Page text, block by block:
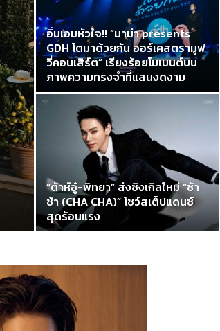
อิ่มเอมหัวใจ!! “มาม่า presents
GDH โตมาด้วยกัน ออร์เคสตรามูฟ
วี่คอนเสิร์ต” เรียงร้อยโมเมนต์บน
ภาพความทรงจำที่แสนงดงาม
“ต้าห์อู๋-พิทยา” ส่งซิงเกิลใหม่ “ช้า
ช้า (CHA CHA)” โชว์สเต็ปแดนซ์
สุดร้อนแรง